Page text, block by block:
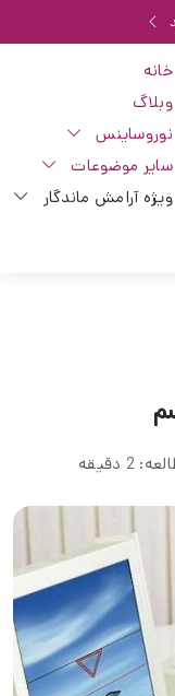
خانه
وبلاگ
نوروساینس
سایر موضوعات
ویژه آرامش ماندگار
دقیقه